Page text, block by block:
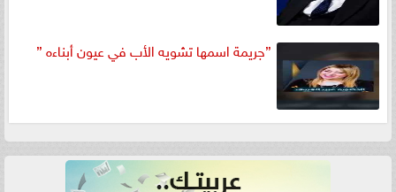
”جريمة اسمها تشويه الأب في عيون أبناءه ”